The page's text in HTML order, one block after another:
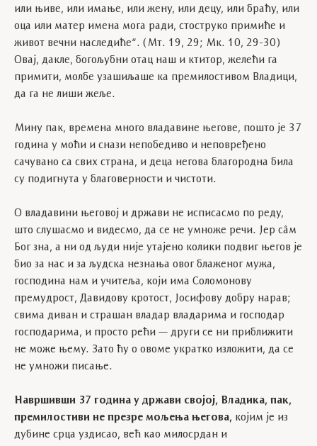
или њиве, или имање, или жену, или децу, или браћу, или
оца или матер имена мога ради, стоструко примиће и
живот вечни наследиће“. (Мт. 19, 29; Мк. 10, 29-30)
Овај, дакле, богољубни отац наш и ктитор, желећи га
примити, молбе узашиљаше ка премилостивом Владици,
да га не лиши жеље.
Мину пак, времена много владавине његове, пошто је 37
година у моћи и снази непобедиво и непoвређено
сачувано са свих страна, и деца негова благородна била
су подигнута у благоверности и чистоти.
О владавини његовој и држави не исписасмо по реду,
што слушасмо и видесмо, да се не умноже речи. Јер сâм
Бог зна, а ни од људи није утајено колики подвиг његов је
био за нас и за људска незнања овог блаженог мужа,
господина нам и учитеља, који има Соломонову
премудрост, Давидову кротост, Јосифову добру нарав;
свима диван и страшан владар владарима и господар
господарима, и просто рећи — други се ни приближити
не може њему. Зато ћу о овоме укратко изложити, да се
не умножи писање.
Навршивши 37 година у држави својој, Владика, пак,
премилостиви не презре мољења његова, којим је из
дубине срца уздисао, већ као милосрдан и